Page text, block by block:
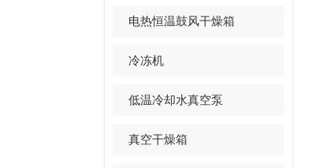
电热恒温鼓风干燥箱
冷冻机
低温冷却水真空泵
真空干燥箱